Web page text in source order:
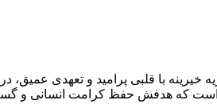
با قلبی پرامید و تعهدی عمیق، در
است که هدفش حفظ کرامت انسانی و